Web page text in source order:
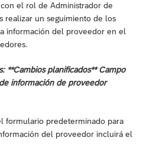
el rol de Administrador de
realizar un seguimiento de los
información del proveedor en el
**Cambios planificados** Campo
información de proveedor
formulario predeterminado para
del proveedor incluirá el